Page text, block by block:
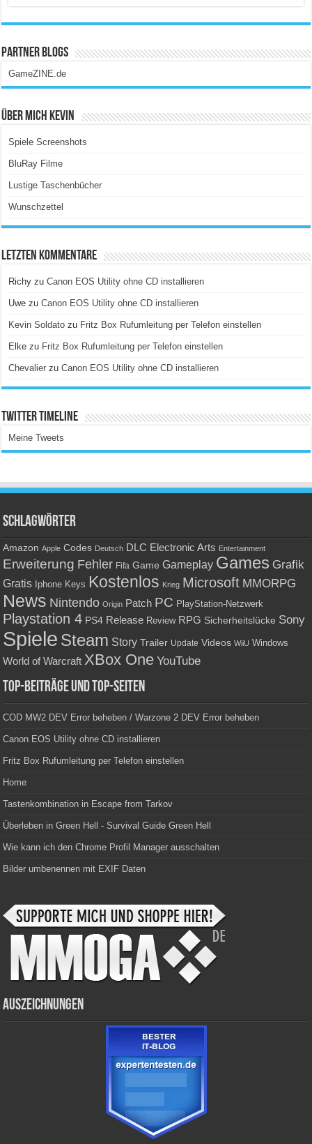
Partner Blogs
GameZINE.de
Über Mich Kevin
Spiele Screenshots
BluRay Filme
Lustige Taschenbücher
Wunschzettel
Letzten Kommentare
Richy zuCanon EOS Utility ohne CD installieren
Uwe zuCanon EOS Utility ohne CD installieren
Kevin Soldato zu Fritz Box Rufumleitung per Telefon einstellen
Elke zu Fritz Box Rufumleitung per Telefon einstellen
Chevalier zuCanon EOS Utility ohne CD installieren
Twitter Timeline
Meine Tweets
Schlagwörter
Amazon Apple Codes Deutsch DLC Electronic Arts Entertainment
Erweiterung Fehler Fifa Game Gameplay Games Grafik
Gratis Iphone Keys Kostenlos Krieg Microsoft MMORPG
News Nintendo Origin Patch PC PlayStation-Netzwerk
Playstation 4 PS4 Release Review RPG Sicherheitslücke Sony
Spiele Steam Story Trailer Update Videos WiiU Windows
World of Warcraft XBox One YouTube
Top-Beiträge und Top-Seiten
COD MW2 DEV Error beheben / Warzone 2 DEV Error beheben
Canon EOS Utility ohne CD installieren
Fritz Box Rufumleitung per Telefon einstellen
Home
Tastenkombination in Escape from Tarkov
Überleben in Green Hell - Survival Guide Green Hell
Wie kann ich den Chrome Profil Manager ausschalten
Bilder umbenennen mit EXIF Daten
Auszeichnungen